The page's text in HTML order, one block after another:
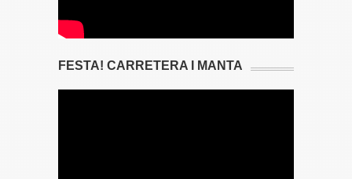
FESTA! CARRETERA I MANTA